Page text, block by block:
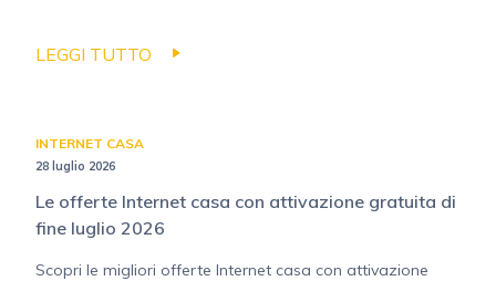
LEGGI TUTTO
INTERNET CASA
28 luglio 2026
Le offerte Internet casa con attivazione gratuita di
fine luglio 2026
Scopri le migliori offerte Internet casa con attivazione